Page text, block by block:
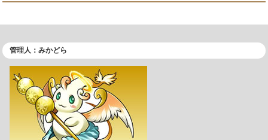
管理人：みかどら